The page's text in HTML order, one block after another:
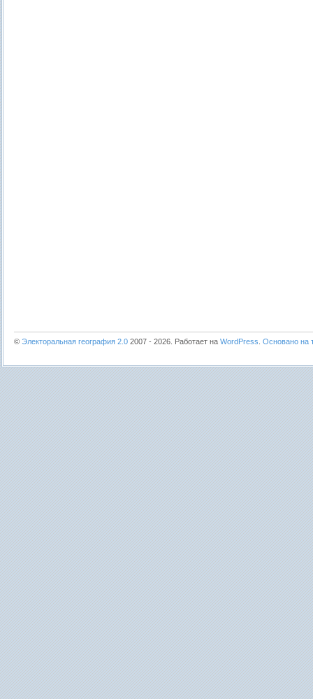
© Электоральная география 2.0 2007 - 2026. Работает на WordPress Основано на